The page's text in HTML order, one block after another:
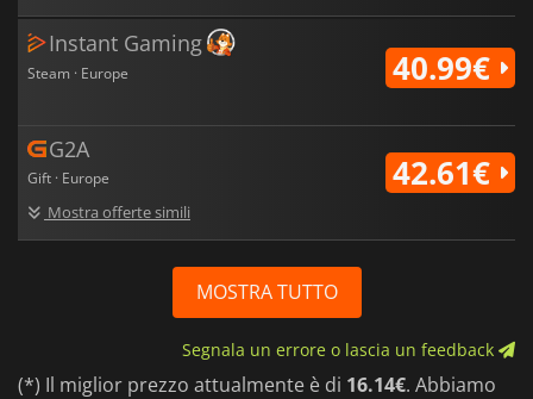
Instant Gaming
Steam · Europe 40.99€
G2A
Gift · Europe
Mostra offerte simili
42.61€
MOSTRA TUTTO
Segnala un errore o lascia un feedback
(*) Il miglior prezzo attualmente è di 16.14€. Abbiamo